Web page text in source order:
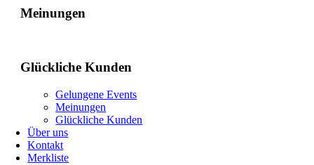
Meinungen
Glückliche Kunden
Gelungene Events
Meinungen
Glückliche Kunden
Über uns
Kontakt
Merkliste